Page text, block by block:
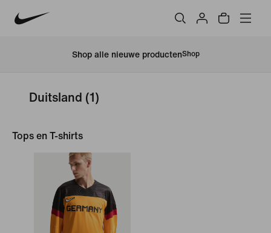
Shop alle nieuwe productenShop
Duitsland (1)
Tops en T-shirts